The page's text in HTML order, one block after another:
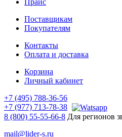
Прайс
Поставщикам
Покупателям
Контакты
Оплата и доставка
Корзина
Личный кабинет
+7 (495) 788-36-56
+7 (977) 713-78-38
8 (800) 55-55-66-8 Для регионов
mail@lider-s.ru